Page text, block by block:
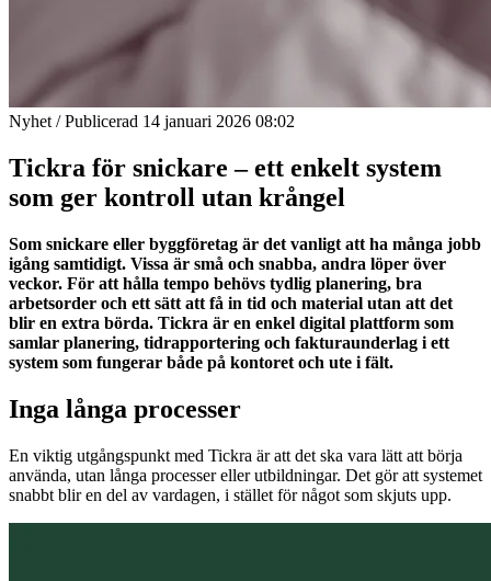
Nyhet / Publicerad 14 januari 2026 08:02
Tickra för snickare – ett enkelt system
som ger kontroll utan krångel
Som snickare eller byggföretag är det vanligt att ha många jobb
igång samtidigt. Vissa är små och snabba, andra löper över
veckor. För att hålla tempo behövs tydlig planering, bra
arbetsorder och ett sätt att få in tid och material utan att det
blir en extra börda. Tickra är en enkel digital plattform som
samlar planering, tidrapportering och fakturaunderlag i ett
system som fungerar både på kontoret och ute i fält.
Inga långa processer
En viktig utgångspunkt med Tickra är att det ska vara lätt att börja
använda, utan långa processer eller utbildningar. Det gör att systemet
snabbt blir en del av vardagen, i stället för något som skjuts upp.